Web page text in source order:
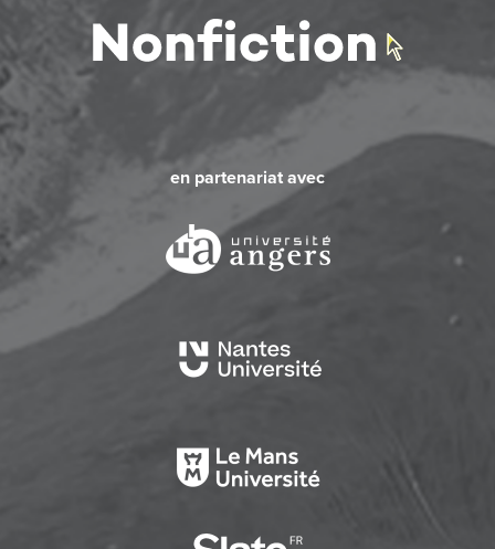
en partenariat avec